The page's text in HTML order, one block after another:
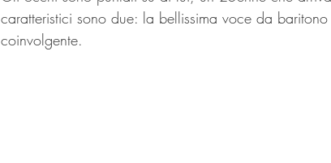
caratteristici sono due: la bellissima voce da
coinvolgente.